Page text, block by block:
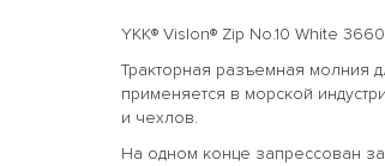
YKK® Vislon® Zip No.10 White
Тракторная разъемная молния
применяется в морской
и чехлов.
На одном конце запрессован